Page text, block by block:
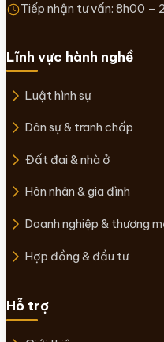
Tiếp nhận tư vấn: 8h00 –
Lĩnh vực hành nghề
Luật hình sự
Dân sự & tranh chấp
Đất đai & nhà ở
Hôn nhân & gia đình
Doanh nghiệp & thương
Hợp đồng & đầu tư
Hỗ trợ